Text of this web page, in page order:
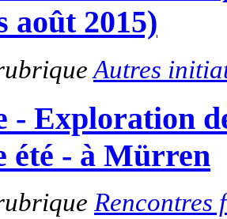
août 2015)
Autres
- Exploration
été - à Mürren
Rencontres